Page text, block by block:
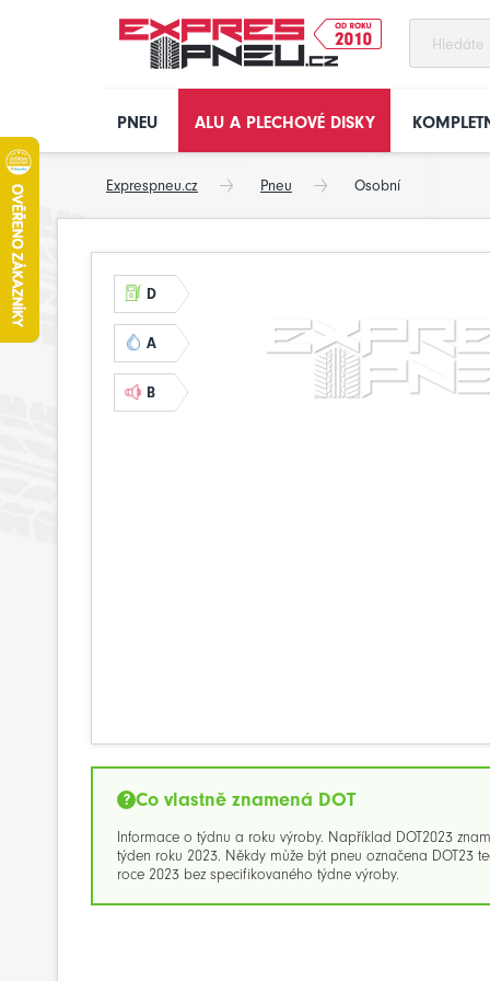
PNEU ALU A PLECHOVÉ DISKY
Exprespneu.cz Pneu Osobní
D
A
B
Co vlastně znamená DOT
Informace o týdnu a roku výroby. Například DOT2023
týden roku 2023. Někdy může být pneu označena DOT23
roce 2023 bez specifikovaného týdne výroby.